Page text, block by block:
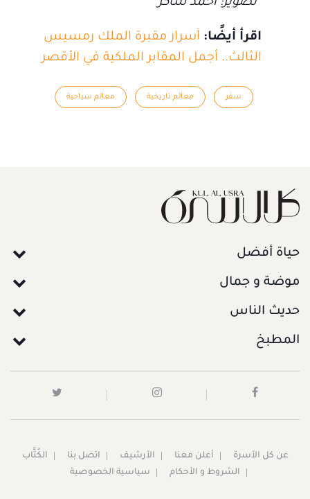
اقرأ أيضًا: أسرار مقبرة الملك رمسيس
الثالث.. أجمل المقابر الملكية في الأقصر
سفر معالم تاريخية معالم سياحية
حياة أفضل
موضة و جمال
حديث الناس
المطبخ
عن كل الأسرة أعلن معنا الأرشيف اتصل بنا
الكُتَّاب
الشروط و الأحكام
سياسية الخصوصية